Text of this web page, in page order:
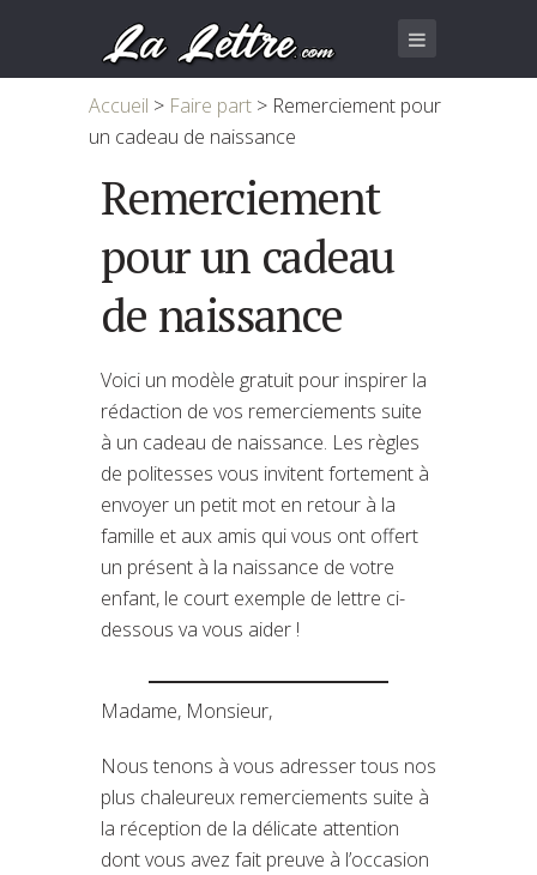
Accueil > Faire part > Remerciement pour
un cadeau de naissance
Remerciement
pour un cadeau
de naissance
Voici un modèle gratuit pour inspirer la
rédaction de vos remerciements suite
à un cadeau de naissance. Les règles
de politesses vous invitent fortement à
envoyer un petit mot en retour à la
famille et aux amis qui vous ont offert
un présent à la naissance de votre
enfant, le court exemple de lettre ci-
dessous va vous aider !
Madame, Monsieur,
Nous tenons à vous adresser tous nos
plus chaleureux remerciements suite à
la réception de la délicate attention
dont vous avez fait preuve à l’occasion